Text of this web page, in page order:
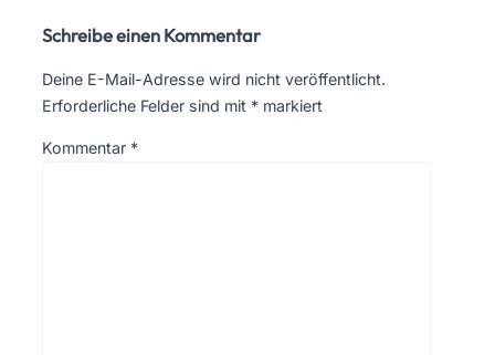
Schreibe einen Kommentar
Deine E-Mail-Adresse wird nicht veröffentlicht.
Erforderliche Felder sind mit * markiert
Kommentar *